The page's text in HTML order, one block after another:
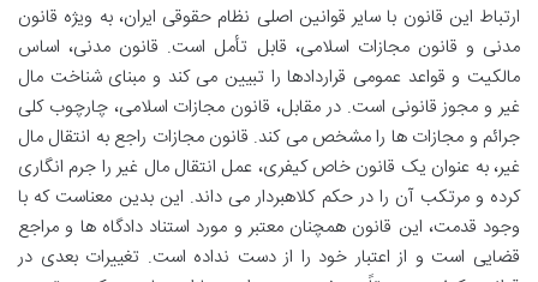
ارتباط این قانون با سایر قوانین اصلی نظام حقوقی ایران، به ویژه قانون
مدنی و قانون مجازات اسلامی، قابل تأمل است. قانون مدنی، اساس
مالکیت و قواعد عمومی قراردادها را تبیین می کند و مبنای شناخت مال
غیر و مجوز قانونی است. در مقابل، قانون مجازات اسلامی، چارچوب کلی
جرائم و مجازات ها را مشخص می کند. قانون مجازات راجع به انتقال مال
غیر، به عنوان یک قانون خاص کیفری، عمل انتقال مال غیر را جرم انگاری
کرده و مرتکب آن را در حکم کلاهبردار می داند. این بدین معناست که با
وجود قدمت، این قانون همچنان معتبر و مورد استناد دادگاه ها و مراجع
قضایی است و از اعتبار خود را از دست نداده است. تغییرات بعدی در